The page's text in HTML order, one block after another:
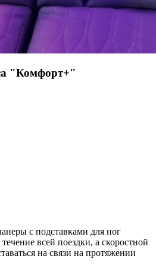
"Комфорт+"
с подставками для ног
всей поездки, а скоростной
на связи на протяжении